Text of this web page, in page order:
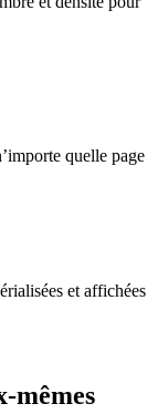
quelle page
et affichées
mêmes